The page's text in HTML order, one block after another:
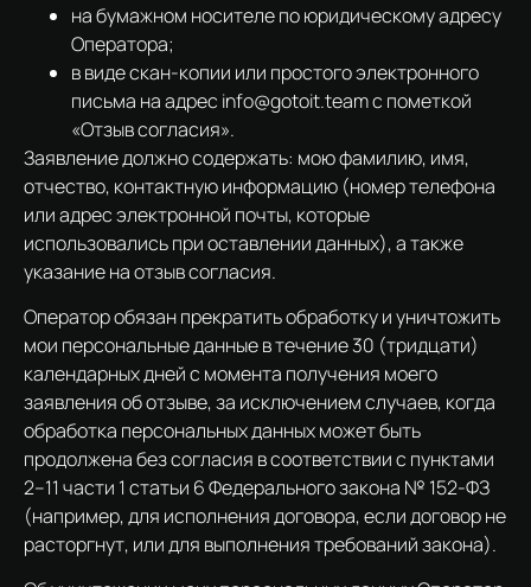
на бумажном носителе по юридическому адресу
Оператора;
в виде скан-копии или простого электронного
письма на адрес info@gotoit.team с пометкой
«Отзыв согласия».
Заявление должно содержать: мою фамилию, имя,
отчество, контактную информацию (номер телефона
или адрес электронной почты, которые
использовались при оставлении данных), а также
указание на отзыв согласия.
Оператор обязан прекратить обработку и уничтожить
мои персональные данные в течение 30 (тридцати)
календарных дней с момента получения моего
заявления об отзыве, за исключением случаев, когда
обработка персональных данных может быть
продолжена без согласия в соответствии с пунктами
2–11 части 1 статьи 6 Федерального закона № 152-ФЗ
(например, для исполнения договора, если договор не
расторгнут, или для выполнения требований закона).